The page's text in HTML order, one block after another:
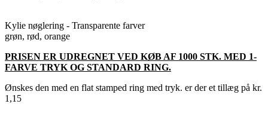
Kylie nøglering - Transparente farver
grøn, rød, orange
PRISEN ER UDREGNET VED KØB AF 1000 STK. MED 1-
FARVE TRYK OG STANDARD RING.
Ønskes den med en flat stamped ring med tryk. er der et tillæg på kr.
1,15